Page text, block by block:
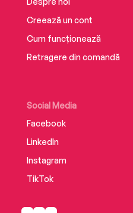
Creează un cont
Cum funcționează
Retragere din comandă
Social Media
Facebook
LinkedIn
Instagram
TikTok